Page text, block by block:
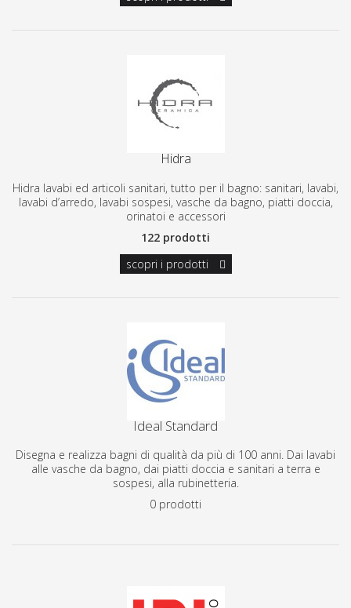
Hidra
Hidra lavabi ed articoli sanitari, tutto per il bagno: sanitari, lavabi,
lavabi d’arredo, lavabi sospesi, vasche da bagno, piatti doccia,
orinatoi e accessori
122 prodotti
scopri i prodotti
Ideal Standard
Disegna e realizza bagni di qualità da più di 100 anni. Dai lavabi
alle vasche da bagno, dai piatti doccia e sanitari a terra e
sospesi, alla rubinetteria.
0 prodotti